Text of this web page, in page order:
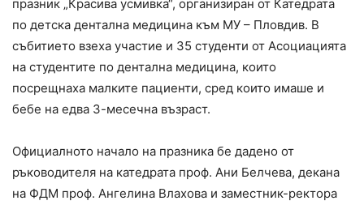
празник „Красива усмивка“, организиран от Катедрата
по детска дентална медицина към МУ – Пловдив. В
събитието взеха участие и 35 студенти от Асоциацията
на студентите по дентална медицина, които
посрещнаха малките пациенти, сред които имаше и
бебе на едва 3-месечна възраст.
Официалното начало на празника бе дадено от
ръководителя на катедрата проф. Ани Белчева, декана
на ФДМ проф. Ангелина Влахова и заместник-ректора